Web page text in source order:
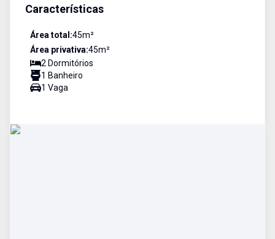
Características
Área total:45m²
Área privativa:45m²
2 Dormitórios
1 Banheiro
1 Vaga